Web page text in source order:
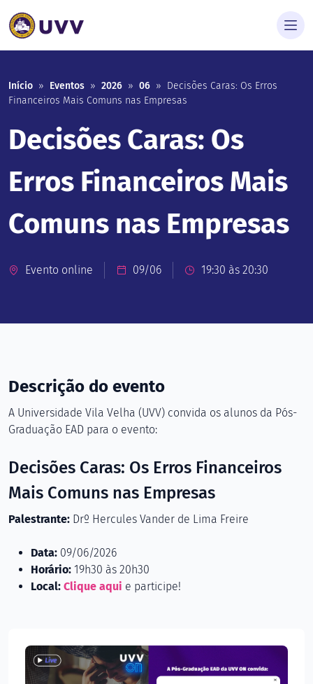
Início » Eventos » 2026 » 06 » Decisões Caras: Os Erros
Financeiros Mais Comuns nas Empresas
Decisões Caras: Os
Erros Financeiros Mais
Comuns nas Empresas
Evento online 09/06 19:30 às 20:30
Descrição do evento
A Universidade Vila Velha (UVV) convida os alunos da Pós-
Graduação EAD para o evento:
Decisões Caras: Os Erros Financeiros
Mais Comuns nas Empresas
Palestrante: Drº Hercules Vander de Lima Freire
Data: 09/06/2026
Horário: 19h30 às 20h30
Local: Clique aqui e participe!